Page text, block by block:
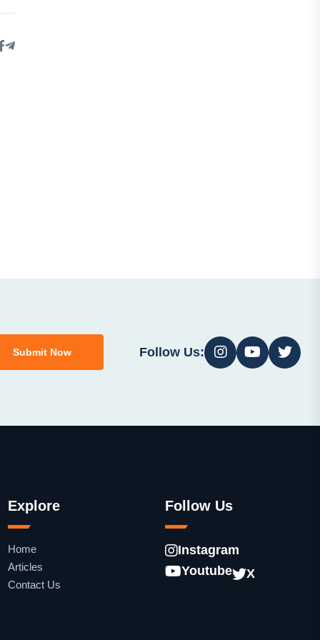
Submit Now Follow Us:
Explore
Home
Articles
Contact Us
Follow Us
Instagram
Youtube
X